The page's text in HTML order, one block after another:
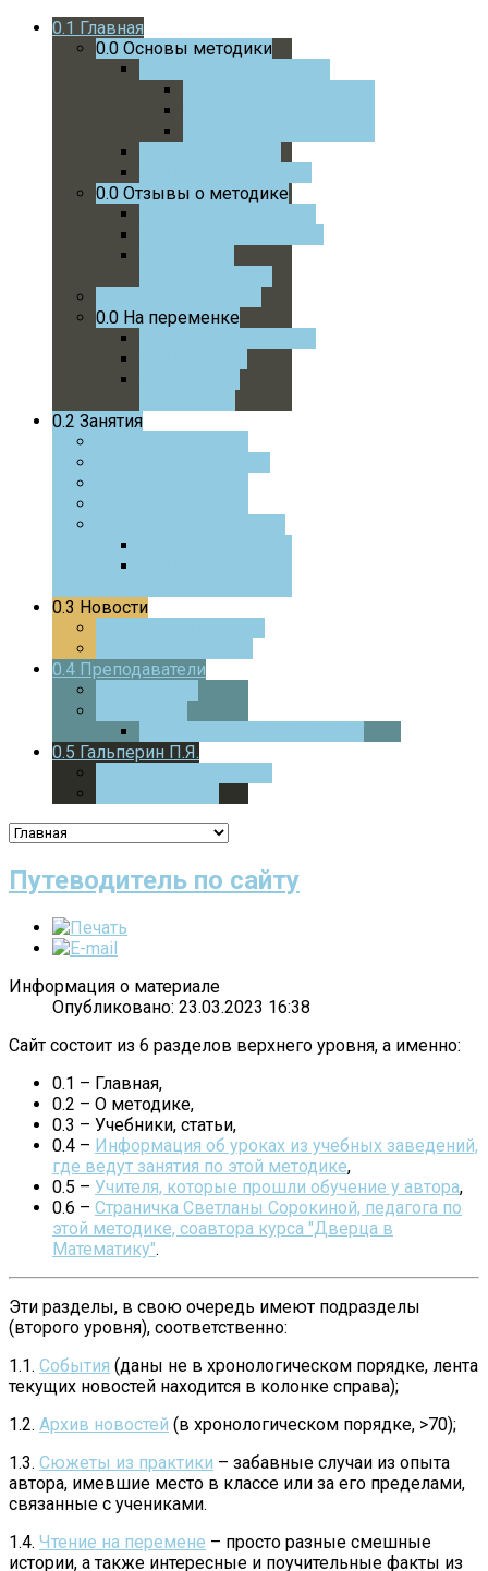
0.1 Главная
0.0 Основы методики
0.0 Отзывы о методике
0.0 На переменке
0.2 Занятия
0.3 Новости
0.4 Преподаватели
0.5 Гальперин П.Я.
Путеводитель по сайту
Информация о материале
Опубликовано: 23.03.2023 16:38
Сайт состоит из 6 разделов верхнего уровня, а именно:
0.1 – Главная,
0.2 – О методике,
0.3 – Учебники, статьи,
0.4 – Информация об уроках из учебных заведений,
где ведут занятия по этой методике,
0.5 – Учителя, которые прошли обучение у автора,
0.6 – Страничка Светланы Сорокиной, педагога по
этой методике, соавтора курса "Дверца в
Математику".
Эти разделы, в свою очередь имеют подразделы
(второго уровня), соответственно:
1.1. События (даны не в хронологическом порядке, лента
текущих новостей находится в колонке справа);
1.2. Архив новостей (в хронологическом порядке, >70);
1.3. Сюжеты из практики – забавные случаи из опыта
автора, имевшие место в классе или за его пределами,
связанные с учениками.
1.4. Чтение на перемене – просто разные смешные
истории, а также интересные и поучительные факты из